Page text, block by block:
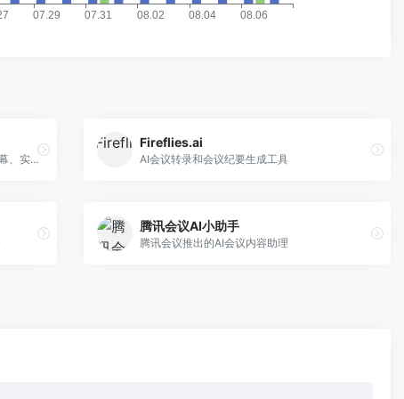
科大讯飞推出的AI智能会议系统，实时字幕、实时翻译、自动生成会议记录
Fireflies.ai
AI会议转录和会议纪要生成工具
腾讯会议AI小助手
腾讯会议推出的AI会议内容助理